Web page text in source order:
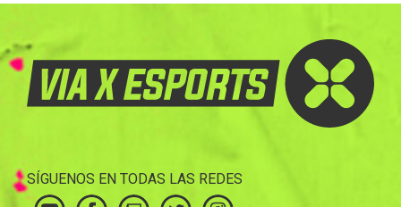
SÍGUENOS EN TODAS LAS REDES